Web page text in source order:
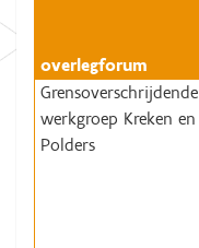
overlegforum
Grensoverschrijdende
werkgroep Kreken en
Polders